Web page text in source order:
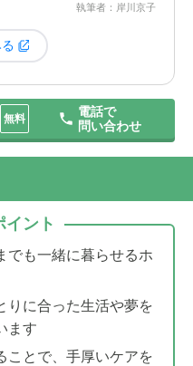
執筆者：岸川京子
無料
電話で
問い合わせ
イント
でも一緒に暮らせるホ
りに合った生活や夢を
ます
ことで、手厚いケアを